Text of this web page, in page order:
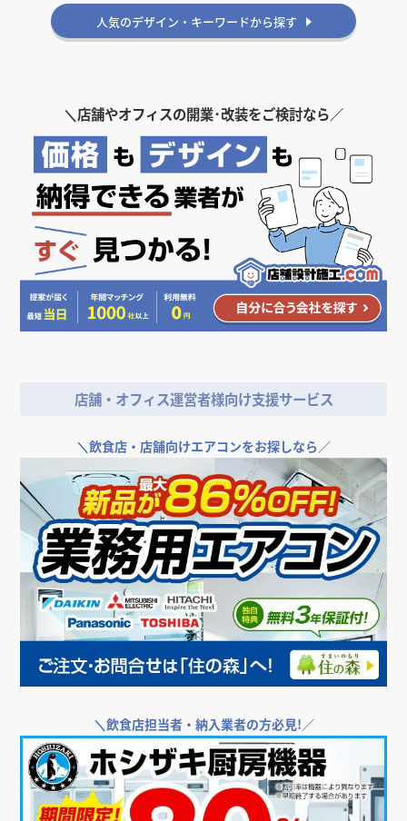
デザインテイストから探す
アメリカン 北欧
雰囲気・印象から探す
人気のデザイン・キーワードから探す
＼店舗やオフィスの開業･改装をご検討なら／